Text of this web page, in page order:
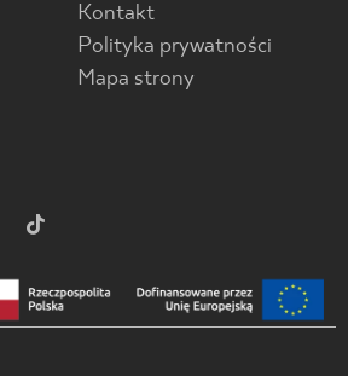
Kontakt
Polityka prywatności
Mapa strony